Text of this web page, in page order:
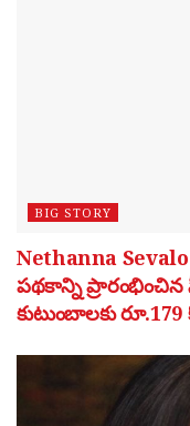
BIG STORY
Nethanna
పథకాన్ని ప్రారంభించిన
కుటుంబాలకు రూ.179